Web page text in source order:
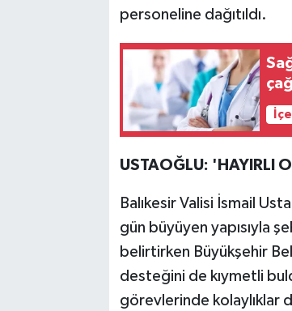
personeline dağıtıldı.
USTAOĞLU: 'HAYIRLI
Balıkesir Valisi İsmail
gün büyüyen yapısıyla
belirtirken Büyükşehir
desteğini de kıymetli
görevlerinde kolaylıklar